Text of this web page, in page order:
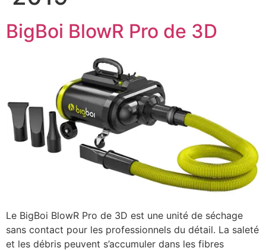
BigBoi BlowR Pro de 3D
Le BigBoi BlowR Pro de 3D est une unité de séchage
sans contact pour les professionnels du détail. La saleté
et les débris peuvent s’accumuler dans les fibres